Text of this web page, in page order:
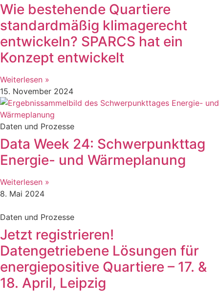
Wie bestehende Quartiere
standardmäßig klimagerecht
entwickeln? SPARCS hat ein
Konzept entwickelt
Weiterlesen »
15. November 2024
Daten und Prozesse
Data Week 24: Schwerpunkttag
Energie- und Wärmeplanung
Weiterlesen »
8. Mai 2024
Daten und Prozesse
Jetzt registrieren!
Datengetriebene Lösungen für
energiepositive Quartiere – 17. &
18. April, Leipzig